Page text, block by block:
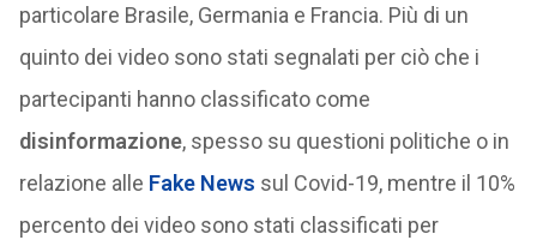
particolare Brasile, Germania e Francia. Più di un
quinto dei video sono stati segnalati per ciò che i
partecipanti hanno classificato come
disinformazione, spesso su questioni politiche o in
relazione alle Fake News sul Covid-19, mentre il 10%
percento dei video sono stati classificati per